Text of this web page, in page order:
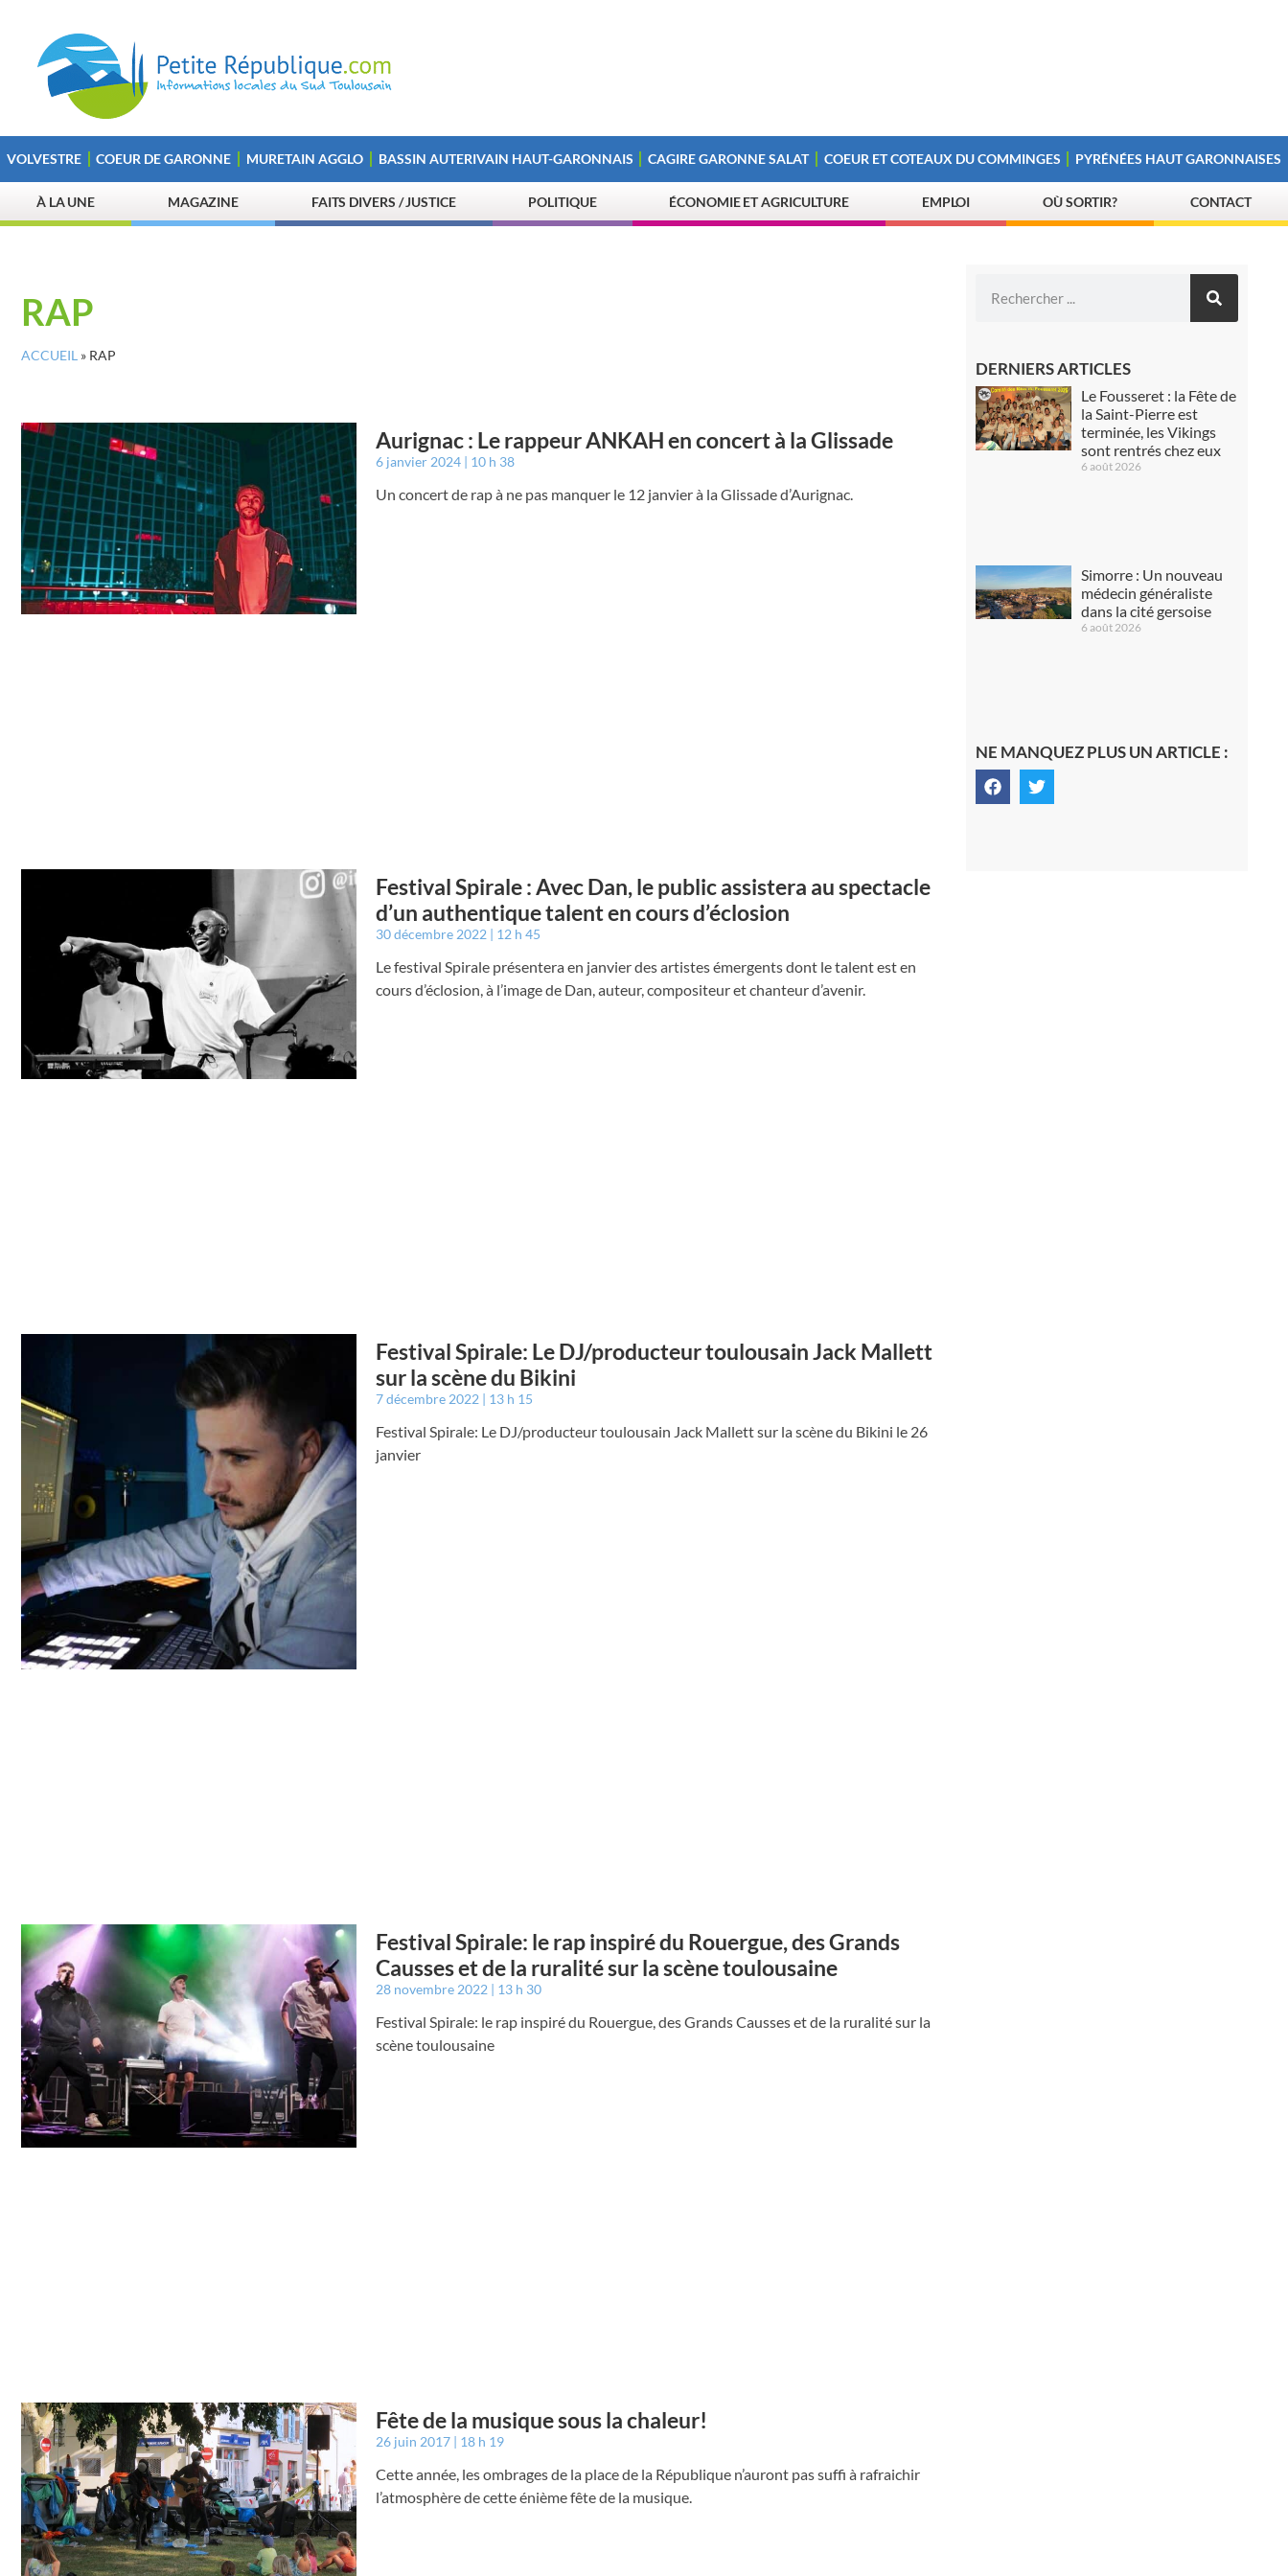
VOLVESTRE COEUR DE GARONNE MURETAIN AGGLO BASSIN AUTERIVAIN HAUT-GARONNAIS CAGIRE GARONNE SALAT COEUR ET COTEAUX DU COMMINGES PYRÉNÉES HAUT GARONNAISES
À LA UNE MAGAZINE FAITS DIVERS / JUSTICE POLITIQUE ÉCONOMIE ET AGRICULTURE EMPLOI OÙ SORTIR? CONTACT
RAP
ACCUEIL » RAP
Aurignac : Le rappeur ANKAH en concert à la Glissade
6 janvier 2024 10 h 38
Un concert de rap à ne pas manquer le 12 janvier à la Glissade d’Aurignac.
Festival Spirale : Avec Dan, le public assistera au spectacle
d’un authentique talent en cours d’éclosion
30 décembre 2022 12 h 45
Le festival Spirale présentera en janvier des artistes émergents dont le talent est en
cours d’éclosion, à l’image de Dan, auteur, compositeur et chanteur d’avenir.
Festival Spirale: Le DJ/producteur toulousain Jack Mallett
sur la scène du Bikini
7 décembre 2022 13 h 15
Festival Spirale: Le DJ/producteur toulousain Jack Mallett sur la scène du Bikini le 26
janvier
Festival Spirale: le rap inspiré du Rouergue, des Grands
Causses et de la ruralité sur la scène toulousaine
28 novembre 2022 13 h 30
Festival Spirale: le rap inspiré du Rouergue, des Grands Causses et de la ruralité sur la
scène toulousaine
Fête de la musique sous la chaleur!
26 juin 2017 18 h 19
Cette année, les ombrages de la place de la République n’auront pas suffi à rafraichir
l’atmosphère de cette énième fête de la musique.
DERNIERS ARTICLES
Le Fousseret : la Fête de
la Saint-Pierre est
terminée, les Vikings
sont rentrés chez eux
6 août 2026
Simorre : Un nouveau
médecin généraliste
dans la cité gersoise
6 août 2026
NE MANQUEZ PLUS UN ARTICLE :